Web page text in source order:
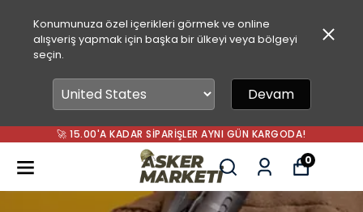
Konumunuza özel içerikleri görmek ve online
alışveriş yapmak için başka bir ülkeyi veya bölgeyi
seçin.
Devam
🚀 15.00'A KADAR SIPARIŞLER AYNI GÜN KARGODA!
0